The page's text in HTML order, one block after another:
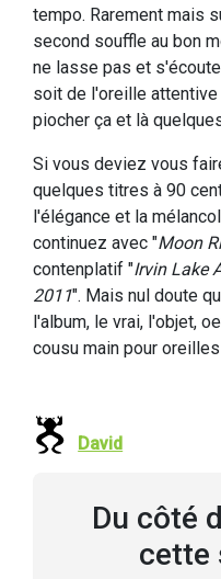
tempo. Rarement mais
second souffle au bon
ne lasse pas et
soit de l'oreille
piocher ça et là
Si vous deviez vous
quelques titres à 90
l'élégance et la
continuez avec "Moon
contenplatif "Irvin Lake
2011". Mais nul doute
l'album, le vrai, l'objet,
cousu main pour
David
Du côté
cette